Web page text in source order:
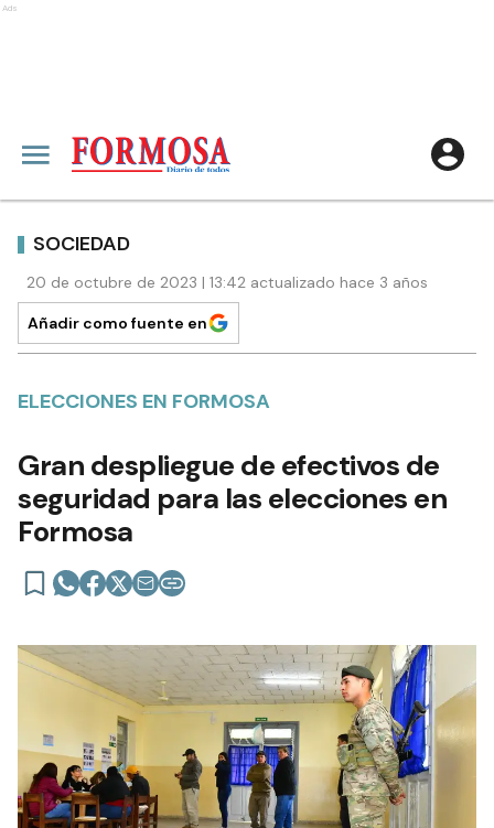
Ads
SOCIEDAD
20 de octubre de 2023 | 13:42 actualizado hace 3 años
Añadir como fuente en
ELECCIONES EN FORMOSA
Gran despliegue de efectivos de
seguridad para las elecciones en
Formosa